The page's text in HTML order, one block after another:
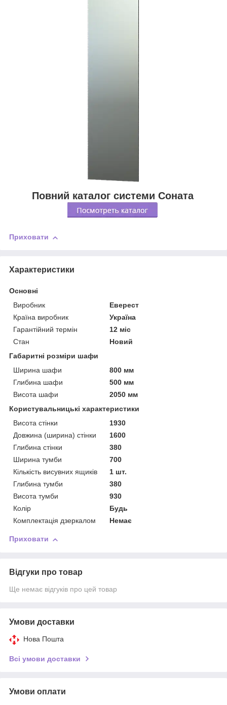
Повний каталог системи Соната
Приховати
Характеристики
Основні
Виробник
Еверест
Країна виробник
Україна
Гарантійний термін
12 міс
Стан
Новий
Габаритні розміри шафи
Ширина шафи
800 мм
Глибина шафи
500 мм
Висота шафи
2050 мм
Користувальницькі характеристики
Висота стінки
1930
Довжина (ширина) стінки
1600
Глибина стінки
380
Ширина тумби
700
Кількість висувних ящиків
1 шт.
Глибина тумби
380
Висота тумби
930
Колір
Будь
Комплектація дзеркалом
Немає
Приховати
Відгуки про товар
Ще немає відгуків про цей товар
Умови доставки
Нова Пошта
Всі умови доставки
Умови оплати